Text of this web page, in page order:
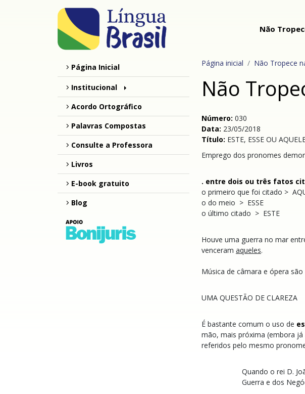
Não
Página Inicial
Institucional
Acordo Ortográfico
Palavras Compostas
Consulte a Professora
Livros
E-book gratuito
Blog
Página inicial Não Tropece
Não
Número: 030
Data: 23/05/2018
Título: ESTE, ESSE OU
Emprego dos pronomes
. entre dois ou três fatos
o primeiro que foi citado >
o do meio > ESSE
o último citado > ESTE
Houve uma guerra no mar
venceram aqueles.
Música de câmara e ópera
UMA QUESTÃO DE CLAREZA
É bastante comum o uso de
mão, mais próxima (embora
referidos pelo mesmo
Quando o rei D.
Guerra e dos